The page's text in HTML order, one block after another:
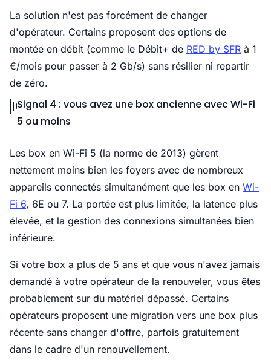
La solution n'est pas forcément de changer
d'opérateur. Certains proposent des options de
montée en débit (comme le Débit+ de RED by SFR à 1
€/mois pour passer à 2 Gb/s) sans résilier ni repartir
de zéro.
Signal 4 : vous avez une box ancienne avec Wi-Fi
5 ou moins
Les box en Wi-Fi 5 (la norme de 2013) gèrent
nettement moins bien les foyers avec de nombreux
appareils connectés simultanément que les box en Wi-
Fi 6, 6E ou 7. La portée est plus limitée, la latence plus
élevée, et la gestion des connexions simultanées bien
inférieure.
Si votre box a plus de 5 ans et que vous n'avez jamais
demandé à votre opérateur de la renouveler, vous êtes
probablement sur du matériel dépassé. Certains
opérateurs proposent une migration vers une box plus
récente sans changer d'offre, parfois gratuitement
dans le cadre d'un renouvellement.